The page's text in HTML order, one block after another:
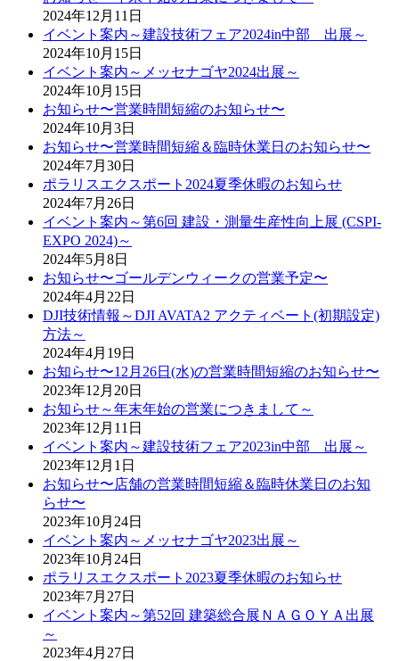
2024年12月11日
イベント案内～建設技術フェア2024in中部 出展～
2024年10月15日
イベント案内～メッセナゴヤ2024出展～
2024年10月15日
お知らせ〜営業時間短縮のお知らせ〜
2024年10月3日
お知らせ〜営業時間短縮＆臨時休業日のお知らせ〜
2024年7月30日
ポラリスエクスポート2024夏季休暇のお知らせ
2024年7月26日
イベント案内～第6回 建設・測量生産性向上展 (CSPI-
EXPO 2024)～
2024年5月8日
お知らせ〜ゴールデンウィークの営業予定〜
2024年4月22日
DJI技術情報～DJI AVATA2 アクティベート(初期設定)
方法～
2024年4月19日
お知らせ〜12月26日(水)の営業時間短縮のお知らせ〜
2023年12月20日
お知らせ～年末年始の営業につきまして～
2023年12月11日
イベント案内～建設技術フェア2023in中部 出展～
2023年12月1日
お知らせ〜店舗の営業時間短縮＆臨時休業日のお知
らせ〜
2023年10月24日
イベント案内～メッセナゴヤ2023出展～
2023年10月24日
ポラリスエクスポート2023夏季休暇のお知らせ
2023年7月27日
イベント案内～第52回 建築総合展ＮＡＧＯＹＡ出展
～
2023年4月27日